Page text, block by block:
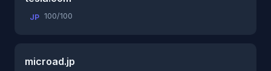
JP 100/100
microad.jp